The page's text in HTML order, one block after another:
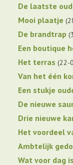
De laatste
Mooi plaatje
De brandtrap
Een boutique
Het terras 22-
Van het één
Een stukje
De nieuwe
Drie nieuwe
Het voordeel
Ambtelijk
Wat voor dag